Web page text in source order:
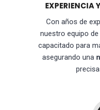
EXPERIENCIA
Con años de
nuestro equipo
capacitado para
asegurando una